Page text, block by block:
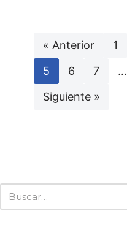
« Anterior 1
5
6 7 …
Siguiente »